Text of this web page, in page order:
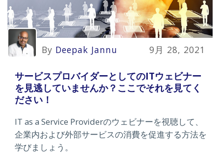
By Deepak Jannu 9月 28, 2021
サービスプロバイダーとしてのITウェビナー
を見逃していませんか？ここでそれを見てく
ださい！
IT as a Service Providerのウェビナーを視聴して、
企業内および外部サービスの消費を促進する方法を
学びましょう。